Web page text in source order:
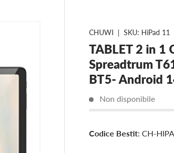
CHUWI | SKU: HiPad 11
TABLET 2 in 1
Spreadtrum
BT5- Android
Non disponibile
Codice Bestit: CH-